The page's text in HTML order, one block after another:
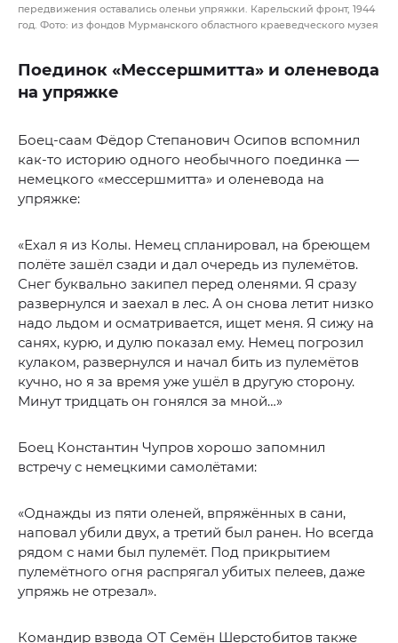
передвижения оставались оленьи упряжки. Карельский фронт, 1944
год. Фото: из фондов Мурманского областного краеведческого музея
Поединок «Мессершмитта» и оленевода
на упряжке
Боец-саам Фёдор Степанович Осипов вспомнил
как-то историю одного необычного поединка —
немецкого «мессершмитта» и оленевода на
упряжке:
«Ехал я из Колы. Немец спланировал, на бреющем
полёте зашёл сзади и дал очередь из пулемётов.
Снег буквально закипел перед оленями. Я сразу
развернулся и заехал в лес. А он снова летит низко
надо льдом и осматривается, ищет меня. Я сижу на
санях, курю, и дулю показал ему. Немец погрозил
кулаком, развернулся и начал бить из пулемётов
кучно, но я за время уже ушёл в другую сторону.
Минут тридцать он гонялся за мной…»
Боец Константин Чупров хорошо запомнил
встречу с немецкими самолётами:
«Однажды из пяти оленей, впряжённых в сани,
наповал убили двух, а третий был ранен. Но всегда
рядом с нами был пулемёт. Под прикрытием
пулемётного огня распрягал убитых пелеев, даже
упряжь не отрезал».
Командир взвода ОТ Семён Шерстобитов также